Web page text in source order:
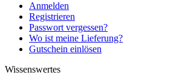
Anmelden
Registrieren
Passwort vergessen?
Wo ist meine Lieferung?
Gutschein einlösen
Wissenswertes